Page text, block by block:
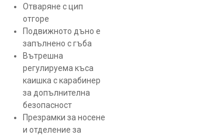
Отваряне с цип
отгоре
Подвижното дъно е
запълнено с гъба
Вътрешна
регулируема къса
каишка с карабинер
за допълнителна
безопасност
Презрамки за носене
и отделение за